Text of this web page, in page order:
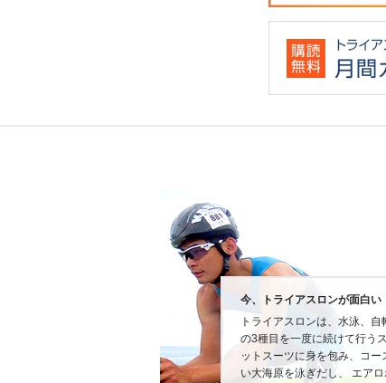
今、トライアスロンが面白い
トライアスロンは、水泳、自
の3種目を一度に続けて行う
ットスーツに身を包み、コー
い大海原を泳ぎだし、 エア